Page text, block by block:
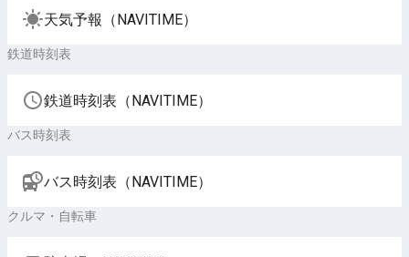
天気予報（NAVITIME）
鉄道時刻表
鉄道時刻表（NAVITIME）
バス時刻表
バス時刻表（NAVITIME）
クルマ・自転車